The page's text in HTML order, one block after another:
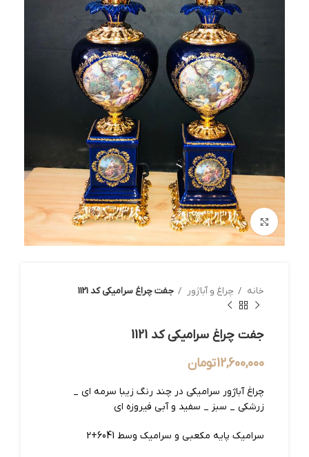
بزرگنمایی تصویر
خانه چراغ و آباژور جفت چراغ سرامیکی کد 1121
جفت چراغ سرامیکی کد 1121
12,600,000تومان
چراغ آباژور سرامیکی در چند رنگ زیبا سرمه ای _
زرشکی _ سبز _ سفید و آبی فیروزه ای
سرامیک پایه مکعبی و سرامیک وسط 6041+2